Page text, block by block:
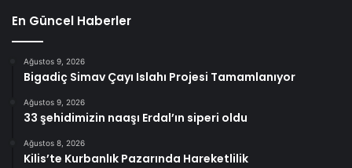
En Güncel Haberler
Ağustos 9, 2026
Bigadiç Simav Çayı Islahı Projesi Tamamlanıyor
Ağustos 9, 2026
33 şehidimizin naaşı Erdal’ın siperi oldu
Ağustos 8, 2026
Kilis’te Kurbanlık Pazarında Hareketlilik